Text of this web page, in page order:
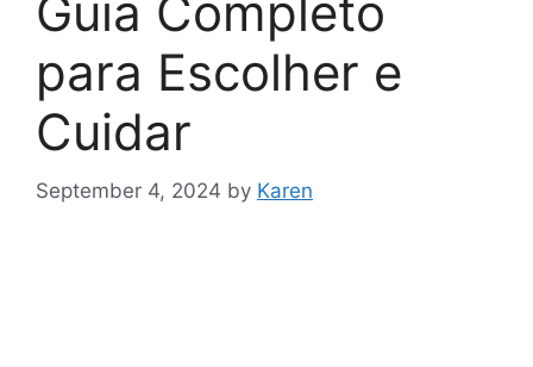
Guia Completo
para Escolher e
Cuidar
September 4, 2024 by Karen